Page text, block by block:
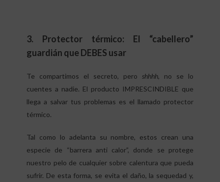
3. Protector térmico: El “cabellero”
guardián que DEBES usar
Te compartimos el secreto, pero shhhh, no se lo
cuentes a nadie. El producto IMPRESCINDIBLE que
llega a salvar tus problemas es el llamado protector
térmico.
Tal como lo adelanta su nombre, estos crean una
especie de “barrera anti calor”, donde se protege
nuestro pelo de cualquier sobre calentura que pueda
sufrir. De esta forma, se evita el daño, la sequedad y,